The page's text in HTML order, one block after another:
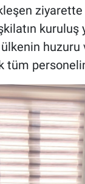
kuruluş
tüm